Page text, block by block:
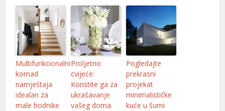
Multifunkcionalni
komad
namještaja
idealan za
male hodnike
Proljetno
cvijeće:
Koristite ga za
ukrašavanje
vašeg doma
Pogledajte
prekrasni
projekat
minimalističke
kuće u šumi